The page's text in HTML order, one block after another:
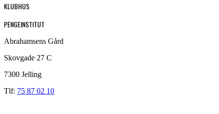
KLUBHUS
PENGEINSTITUT
Abrahamsens Gård
Skovgade 27 C
7300 Jelling
Tlf: 75 87 02 10